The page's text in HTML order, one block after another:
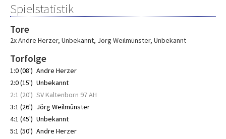
Spielstatistik
Tore
2x Andre Herzer, Unbekannt, Jörg Weilmünster, Unbekannt
Torfolge
1:0 (08') Andre Herzer
2:0 (15') Unbekannt
2:1 (20') SV Kaltenborn 97 AH
3:1 (26') Jörg Weilmünster
4:1 (45') Unbekannt
5:1 (50') Andre Herzer